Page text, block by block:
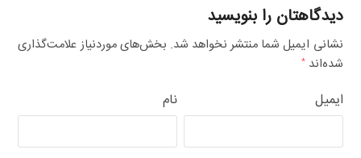
دیدگاهتان را بنویسید
نشانی ایمیل شما منتشر نخواهد شد. بخش‌های موردنیاز علامت‌گذاری
شده‌اند*
نام ایمیل